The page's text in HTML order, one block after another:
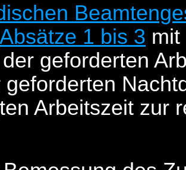
Absätze 1 bis 3
geforderten
geforderten
Arbeitszeit zur